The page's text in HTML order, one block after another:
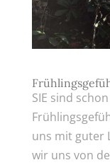
SIE sind
uns mit guter
wir uns von